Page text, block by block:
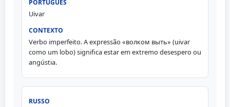
Uivar
Verbo imperfeito. A expressão «волком выть» (uivar
como um lobo) significa estar em extremo desespero ou
angústia.